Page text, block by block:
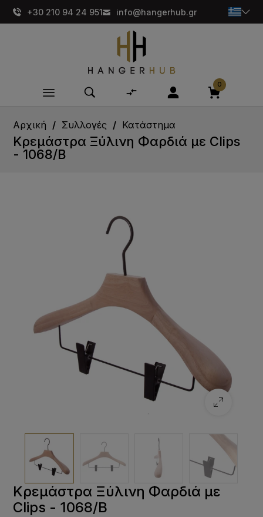
+30 210 94 24 951 info@hangerhub.gr
0
Αρχική Συλλογές Κατάστημα
Κρεμάστρα Ξύλινη Φαρδιά με Clips
- 1068/Β
Κρεμάστρα Ξύλινη Φαρδιά με
Clips - 1068/Β